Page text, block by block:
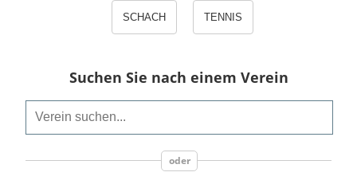
SCHACH TENNIS
Suchen Sie nach einem Verein